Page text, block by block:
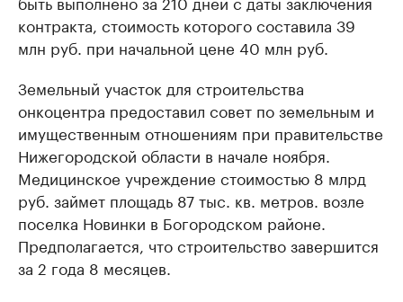
контракта, стоимость которого составила 39
млн руб. при начальной цене 40 млн руб.
Земельный участок для строительства
онкоцентра предоставил совет по земельным и
имущественным отношениям при правительстве
Нижегородской области в начале ноября.
Медицинское учреждение стоимостью 8 млрд
руб. займет площадь 87 тыс. кв. метров. возле
поселка Новинки в Богородском районе.
Предполагается, что строительство завершится
за 2 года 8 месяцев.